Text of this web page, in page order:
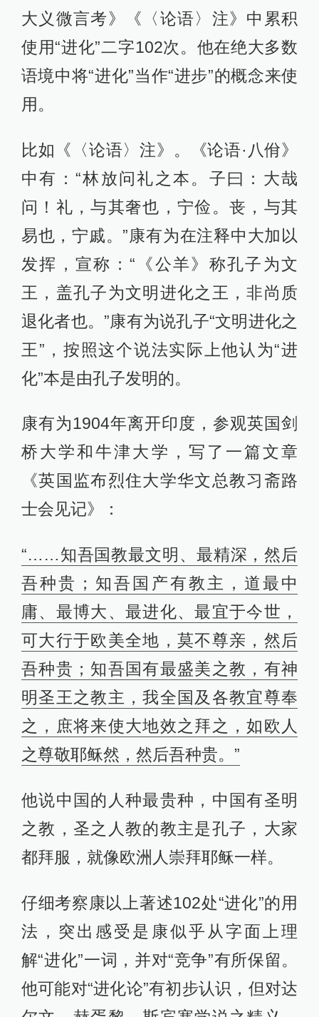
大义微言考》《〈论语〉注》中累积
使用“进化”二字102次。他在绝大多数
语境中将“进化”当作“进步”的概念来使
用。
比如《〈论语〉注》。《论语·八佾》
中有：“林放问礼之本。子曰：大哉
问！礼，与其奢也，宁俭。丧，与其
易也，宁戚。”康有为在注释中大加以
发挥，宣称：“《公羊》称孔子为文
王，盖孔子为文明进化之王，非尚质
退化者也。”康有为说孔子“文明进化之
王”，按照这个说法实际上他认为“进
化”本是由孔子发明的。
康有为1904年离开印度，参观英国剑
桥大学和牛津大学，写了一篇文章
《英国监布烈住大学华文总教习斋路
士会见记》：
“……知吾国教最文明、最精深，然后
吾种贵；知吾国产有教主，道最中
庸、最博大、最进化、最宜于今世，
可大行于欧美全地，莫不尊亲，然后
吾种贵；知吾国有最盛美之教，有神
明圣王之教主，我全国及各教宜尊奉
之，庶将来使大地效之拜之，如欧人
之尊敬耶稣然，然后吾种贵。”
他说中国的人种最贵种，中国有圣明
之教，圣之人教的教主是孔子，大家
都拜服，就像欧洲人崇拜耶稣一样。
仔细考察康以上著述102处“进化”的用
法，突出感受是康似乎从字面上理
解“进化”一词，并对“竞争”有所保留。
他可能对“进化论”有初步认识，但对达